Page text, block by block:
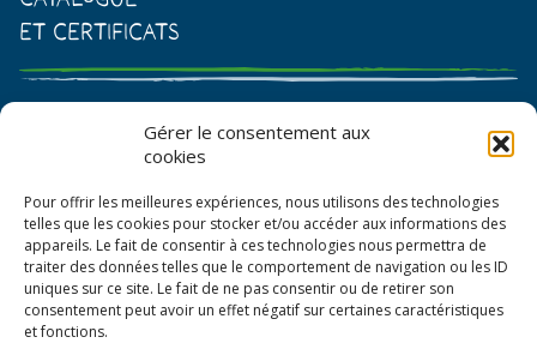
Gérer le consentement aux
cookies
Pour offrir les meilleures expériences, nous utilisons des technologies
telles que les cookies pour stocker et/ou accéder aux informations des
appareils. Le fait de consentir à ces technologies nous permettra de
traiter des données telles que le comportement de navigation ou les ID
uniques sur ce site. Le fait de ne pas consentir ou de retirer son
consentement peut avoir un effet négatif sur certaines caractéristiques
et fonctions.
et certificats
Catalogue de graines et semences
Bon de commande